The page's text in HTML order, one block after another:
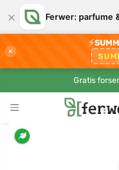
× Ferwer: parfume
×
⚡
Gratis